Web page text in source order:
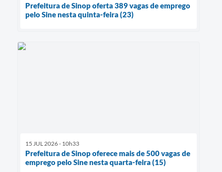
Prefeitura de Sinop oferta 389 vagas de emprego
pelo Sine nesta quinta-feira (23)
15 JUL 2026 - 10h33
Prefeitura de Sinop oferece mais de 500 vagas de
emprego pelo Sine nesta quarta-feira (15)